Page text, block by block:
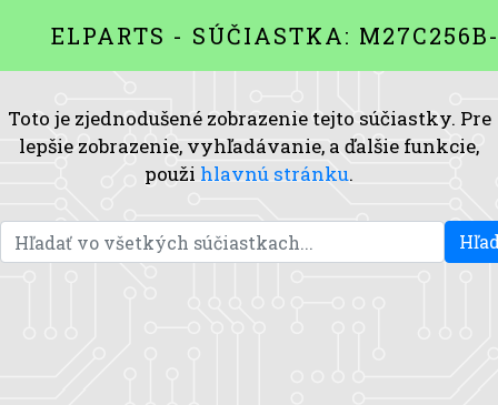
ELPARTS - SÚČIASTKA:
Toto je zjednodušené zobrazenie tejto súčiastky. Pre
lepšie zobrazenie, vyhľadávanie, a ďalšie funkcie,
použi hlavnú stránku.